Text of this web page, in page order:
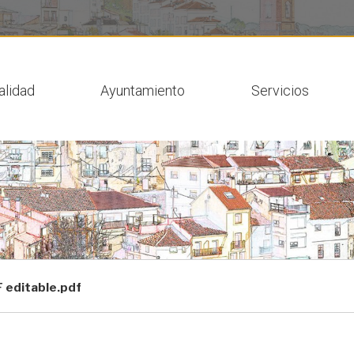
Ayuntamiento Servicios
editable.pdf